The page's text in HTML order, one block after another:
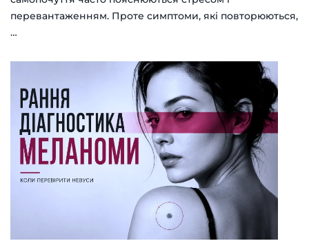
перевантаженням. Проте симптоми, які повторюються,
…